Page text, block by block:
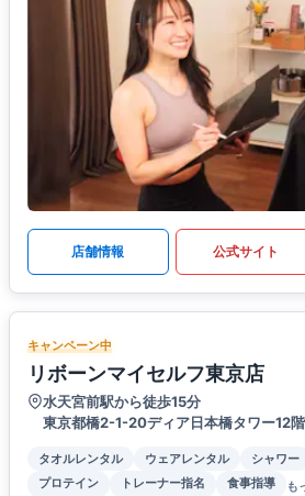
店舗情報 公式サイト
キャンペーン中
リボーンマイセルフ東京店
水天宮前駅から徒歩15分
東京都橋2-1-20ディア日本橋タワー12階
タオルレンタル ウェアレンタル シャワー
プロテイン
トレーナー指名 食事指導 も